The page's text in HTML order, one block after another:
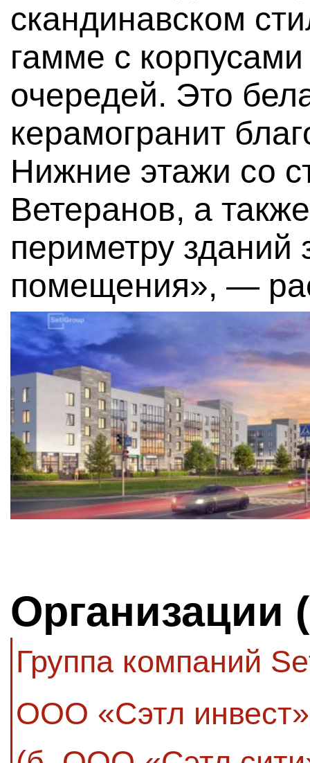
скандинавском
гамме с
очередей. Это
керамогранит
Нижние этажи со
Ветеранов, а
периметру зданий
помещения», —
Организации
Группа компаний
ООО «Сэтл инвест»